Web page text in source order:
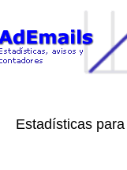
Estadísticas para